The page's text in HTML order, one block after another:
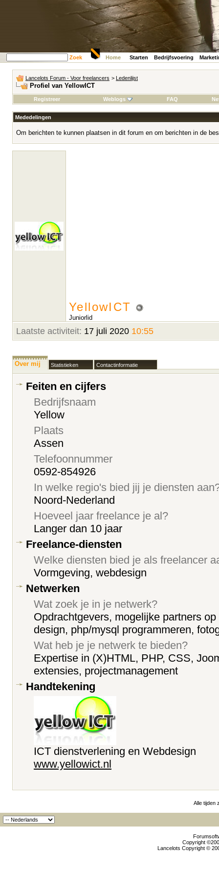
Zoek Home Starten Bedrijfsvoering
Lancelots Forum - Voor freelancers > Ledenlijst
Profiel van YellowICT
Registreer Weblogs FAQ
Mededelingen
Om berichten te kunnen plaatsen in dit forum en om berichten in de
YellowICT
Juniorlid
Laatste activiteit: 17 juli 2020 10:55
Over mij Statistieken Contactinformatie
Feiten en cijfers
Bedrijfsnaam
Yellow
Plaats
Assen
Telefoonnummer
0592-854926
In welke regio's bied jij je diensten
Noord-Nederland
Hoeveel jaar freelance je al?
Langer dan 10 jaar
Freelance-diensten
Welke diensten bied je als freelancer
Vormgeving, webdesign
Netwerken
Wat zoek je in je netwerk?
Opdrachtgevers, mogelijke partners
design, php/mysql programmeren,
Wat heb je je netwerk te bieden?
Expertise in (X)HTML, PHP, CSS,
extensies, projectmanagement
Handtekening
ICT dienstverlening en Webdesign
www.yellowict.nl
Alle tijden
Copyright
Lancelots Copyright ©